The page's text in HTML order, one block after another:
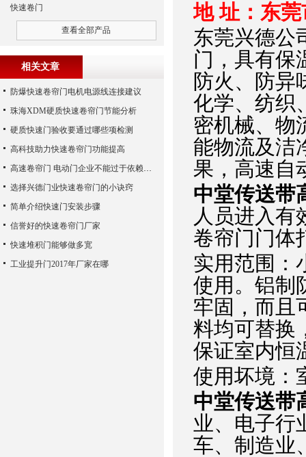
地 址：东
东莞兴德公
门，具有保
防火、防异
化学、纺织
密机械、物
能物流及洁
果，高速自
中堂传送带
人员进入有
卷帘门门体
实用范围：
使用。铝制
牢固，而且
料均可替换
保证室内恒
使用坏境：
中堂传送带
业、电子行
车、制造业
快速卷门
查看全部产品
相关文章
防爆快速卷帘门电机电源线连接建议
珠海XDM硬质快速卷帘门节能分析
硬质快速门验收要通过哪些项检测
高科技助力快速卷帘门功能提高
高速卷帘门 电动门企业不能过于依赖广告宣传
选择兴德门业快速卷帘门的小诀窍
简单介绍快速门安装步骤
信誉好的快速卷帘门厂家
快速堆积门能够做多宽
工业提升门2017年厂家在哪